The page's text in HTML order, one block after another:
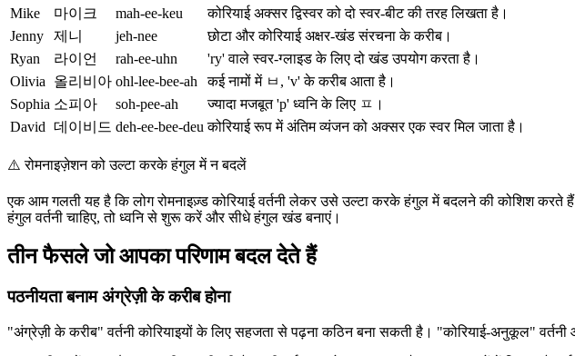
Mike
마이크 mah-ee-keu
कोरियाई अक्सर द्विस्वर को दो स्वर-बीट की तरह लिखता है।
Jenny
제니 jeh-nee
छोटा और कोरियाई अक्षर-खंड संरचना के करीब।
Ryan
라이언 rah-ee-uhn
'ry' वाले स्वर-ग्लाइड के लिए दो खंड उपयोग करता है।
Olivia
올리비아 ohl-lee-bee-ah
कई नामों में ㅂ, 'v' के करीब आता है।
Sophia 소피아 soh-pee-ah
ज्यादा मजबूत 'p' ध्वनि के लिए ㅍ।
David 데이비드 deh-ee-bee-deu कोरियाई रूप में अंतिम व्यंजन को अक्सर एक स्वर मिल जाता है।
⚠️ रोमनाइज़ेशन को उल्टा करके हंगुल में न बदलें
एक आम गलती यह है कि लोग रोमनाइज़्ड कोरियाई वर्तनी लेकर उसे उल्टा करके हंगुल में बदलने की कोशिश
हंगुल वर्तनी चाहिए, तो ध्वनि से शुरू करें और सीधे हंगुल खंड बनाएं।
तीन फैसले जो आपका परिणाम बदल देते हैं
पठनीयता बनाम अंग्रेज़ी के करीब होना
"अंग्रेज़ी के करीब" वर्तनी कोरियाइयों के लिए सहजता से पढ़ना कठिन बना सकती है। "कोरियाई-अनुकूल"